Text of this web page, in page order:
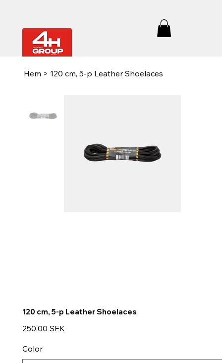
Hem > 120 cm, 5-p Leather Shoelaces
120 cm, 5-p Leather Shoelaces
Hinta
250,00 SEK
Color